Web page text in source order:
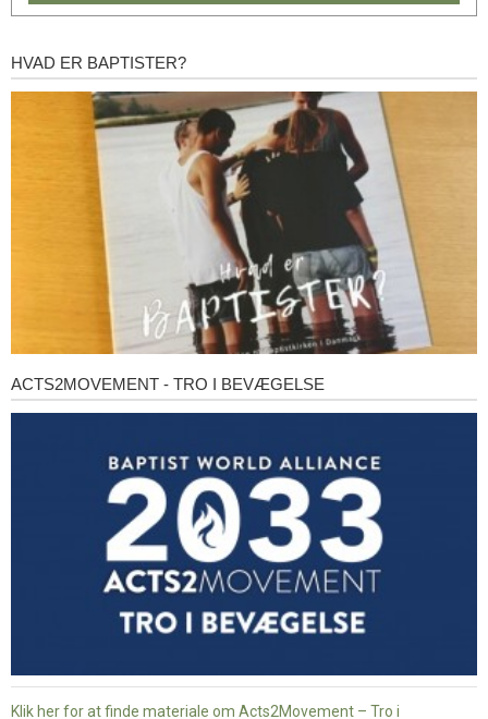
Hvad
HVAD ER BAPTISTER?
Acts2Movement
ACTS2MOVEMENT - TRO I BEVÆGELSE
Klik her for at finde materiale om Acts2Movement – Tro i